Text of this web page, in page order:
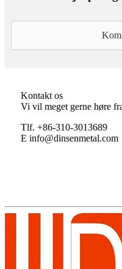
Kontakt os
Vi vil meget gerne høre
Tlf. +86-310-3013689
E info@dinsenmetal.com